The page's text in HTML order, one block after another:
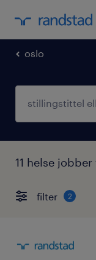
oslo
11 helse
filter 2